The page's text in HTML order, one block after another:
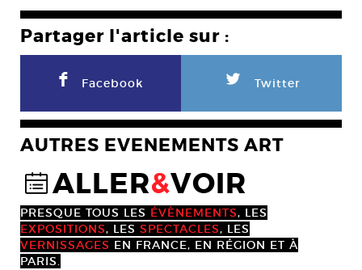
Partager l'article sur :
F Facebook L Twitter
AUTRES EVENEMENTS ART
@ALLER&VOIR
PRESQUE TOUS LES ÉVÈNEMENTS, LES
EXPOSITIONS, LES SPECTACLES, LES
VERNISSAGES EN FRANCE, EN RÉGION ET À
PARIS.